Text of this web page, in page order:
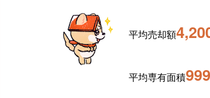
平均売却額
平均専有面積